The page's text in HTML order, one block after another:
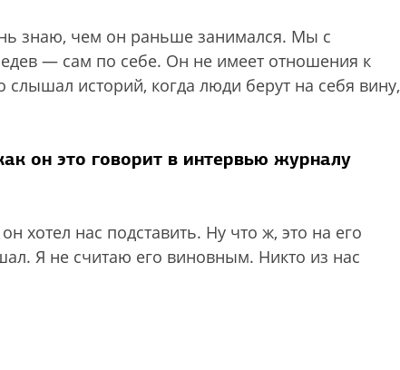
знаю, чем он раньше занимался. Мы с
— сам по себе. Он не имеет отношения к
историй, когда люди берут на себя вину,
он это говорит в интервью журналу
хотел нас подставить. Ну что ж, это на его
Я не считаю его виновным. Никто из нас